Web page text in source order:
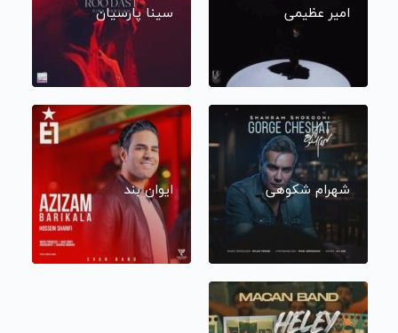
امیر عظیمی سینا پارسیان
شهرام شکوهی ایوان بند